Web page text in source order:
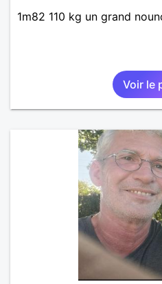
1m82 110 kg un grand
Voir le